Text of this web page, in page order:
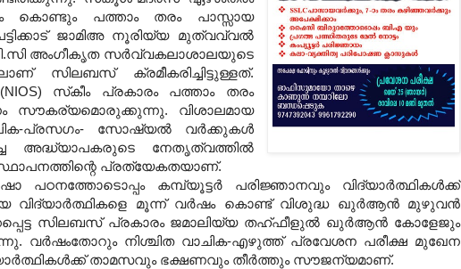
കൊണ്ടും പത്താം തരം പാസ്സായ
ജാമിഅ നൂരിയ്യ മുത്വവ്വല്‍
അംഗീകൃത സര്‍വ്വകലാശാലയുടെ
സിലബസ് ക്രമീകരിച്ചിട്ടുള്ളത്.
സ്‌കീം പ്രകാരം പത്താം തരം
സൗകര്യമൊരുക്കുന്നു. വിശാലമായ
പ്രസഗം- സോഷ്യല്‍ വര്‍ക്കുകള്‍
അദ്ധ്യാപകരുടെ നേതൃത്വത്തില്‍
പ്രത്യേകതയാണ്.
കമ്പ്യൂട്ടര്‍ പരിജ്ഞാനവും വിദ്യാര്‍ത്ഥികള്‍ക്ക്‌
വിദ്യാര്‍ത്ഥികളെ മൂന്ന്‌ വര്‍ഷം കൊണ്ട് വിശുദ്ധ ഖുര്‍ആന്‍ മുഴുവന്‍
സിലബസ് പ്രകാരം ജമാലിയ്യ തഹ്ഫീളുല്‍ ഖുര്‍ആന്‍ കോളേജും
വര്‍ഷംതോറും നിശ്ചിത വാചിക-എഴുത്ത് പ്രവേശന പരീക്ഷ മുഖേന
താമസവും ഭക്ഷണവും തീര്‍ത്തും സൗജന്യമാണ്.